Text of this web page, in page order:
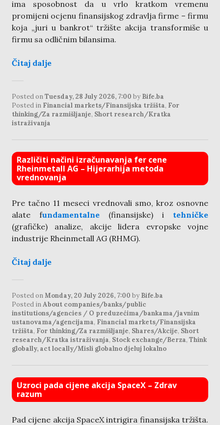
ima sposobnost da u vrlo kratkom vremenu
promijeni ocjenu finansijskog zdravlja firme – firmu
koja „juri u bankrot“ tržište akcija transformiše u
firmu sa odličnim bilansima.
Čitaj dalje
Posted onTuesday, 28 July 2026, 7:00 by Bife.ba
Posted in Financial markets/Finansijska tržišta, For
thinking/Za razmišljanje, Short research/Kratka
istraživanja
Različiti načini izračunavanja fer cene
Rheinmetall AG – Hijerarhija metoda
vrednovanja
Pre tačno 11 meseci vrednovali smo, kroz osnovne
alate fundamentalne (finansijske) i tehničke
(grafičke) analize, akcije lidera evropske vojne
industrije Rheinmetall AG (RHMG).
Čitaj dalje
Posted on Monday, 20 July 2026, 7:00 by Bife.ba
Posted inAbout companies/banks/public
institutions/agencies / O preduzećima/bankama/javnim
ustanovama/agencijama, Financial markets/Finansijska
tržišta, For thinking/Za razmišljanje, Shares/Akcije, Short
research/Kratka istraživanja, Stock exchange/Berza, Think
globally, act locally/Misli globalno djeluj lokalno
Uzroci pada cijene akcija SpaceX – Zdrav
razum
Pad cijene akcija SpaceX intrigira finansijska tržišta.